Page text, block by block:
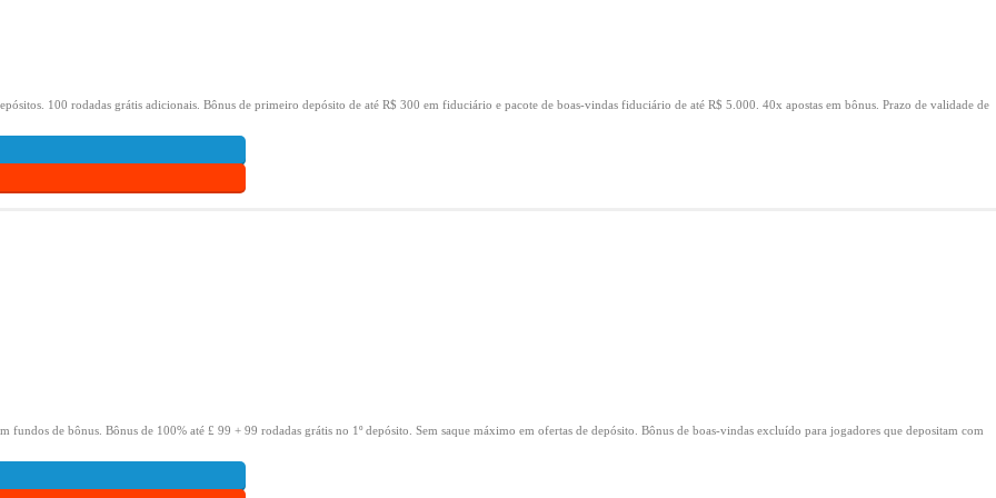
100 rodadas grátis adicionais. Bônus de primeiro depósito de até R$ 300 em fiduciário e pacote de boas-vindas fiduciário de até R$ 5.000. 40x apostas em bônus. Prazo de validade de
fundos de bônus. Bônus de 100% até £ 99 + 99 rodadas grátis no 1º depósito. Sem saque máximo em ofertas de depósito. Bônus de boas-vindas excluído para jogadores que depositam com